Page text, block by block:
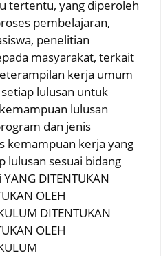
tertentu, yang diperoleh
pembelajaran,
penelitian
masyarakat, terkait
kerja umum
lulusan untuk
lulusan
dan jenis
kemampuan kerja yang
lulusan sesuai bidang
DITENTUKAN
OLEH
DITENTUKAN
OLEH